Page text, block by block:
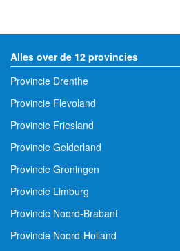
Alles over de 12 provincies
Provincie Drenthe
Provincie Flevoland
Provincie Friesland
Provincie Gelderland
Provincie Groningen
Provincie Limburg
Provincie Noord-Brabant
Provincie Noord-Holland